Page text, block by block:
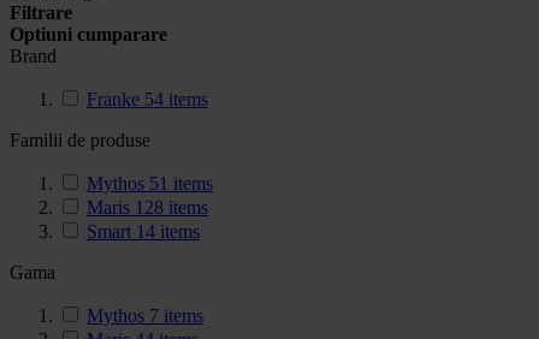
Filtrare
Optiuni cumparare
Brand
Franke 54 items
Familii de produse
Mythos 51 items
Maris 128 items
Smart 14 items
Gama
Mythos 7 items